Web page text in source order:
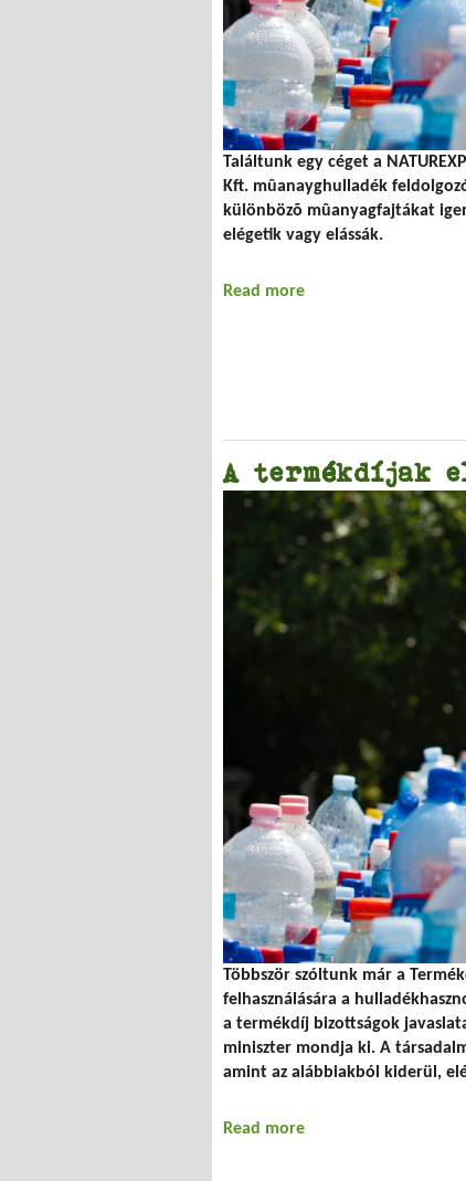
Találtunk egy céget a
Kft. mûanayghulladék
különbözõ mûanyagfajtákat
elégetik vagy elássák.
Read more
A termékdíjak
Többször szóltunk már a
felhasználására a
a termékdíj bizottságok
miniszter mondja ki. A
amint az alábbiakból kiderül,
Read more